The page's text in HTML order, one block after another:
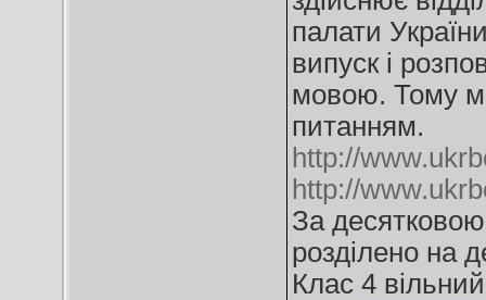
палати
випуск і
мовою. Тому
питанням.
http://
http://
За
розділено на
Клас 4